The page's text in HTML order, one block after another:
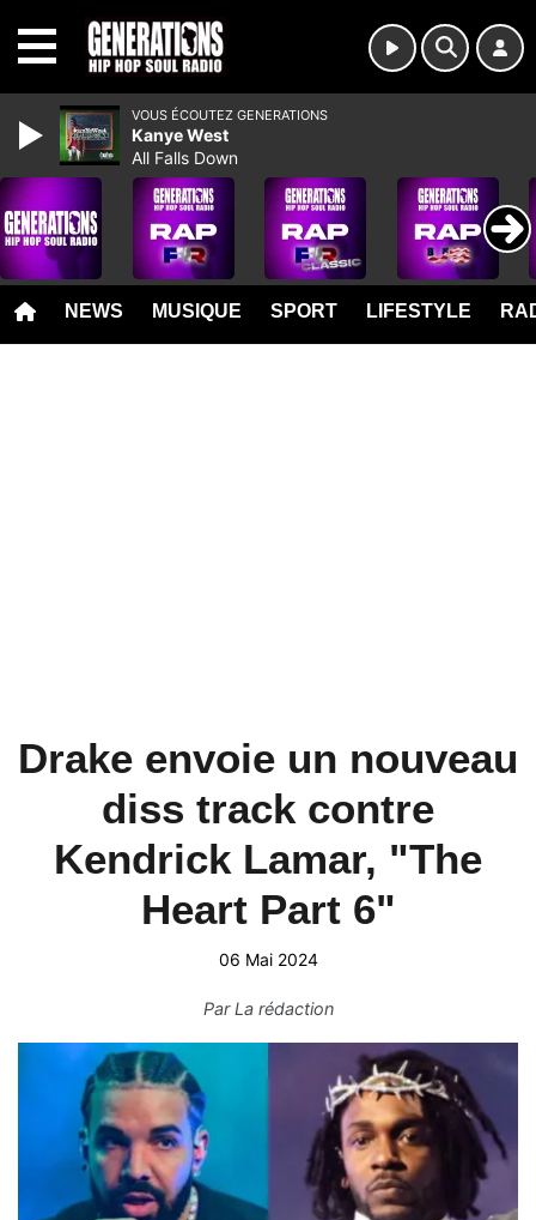
NEWS MUSIQUE SPORT LIFESTYLE
Drake envoie un nouveau
diss track contre
Kendrick Lamar, "The
Heart Part 6"
06 Mai 2024
ParLa rédaction
VOUS ÉCOUTEZ GENERATIONS
Kanye West
All Falls Down